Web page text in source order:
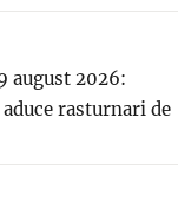
august 2026:
rasturnari de